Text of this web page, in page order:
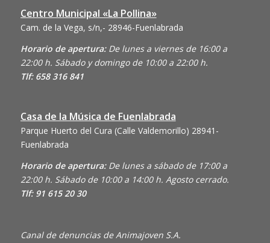
Centro Municipal «La Pollina»
Cam. de la Vega, s/n,- 28946-Fuenlabrada
Horario de apertura: De lunes a viernes de 16:00 a
22:00 h. Sábado y domingo de 10:00 a 22:00 h.
Tlf: 658 316 841
Casa de la Música de Fuenlabrada
Parque Huerto del Cura (Calle Valdemorillo) 28941-
Fuenlabrada
Horario de apertura: De lunes a sábado de 17:00 a
22:00 h. Sábado de 10:00 a 14:00 h. Agosto cerrado.
Tlf: 91 615 20 30
Canal de denuncias de Animajoven S.A.